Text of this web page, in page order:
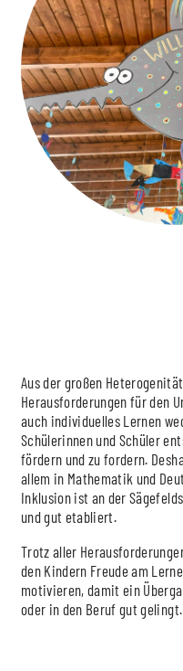
Aus der großen
Herausforderungen für den
auch individuelles Lernen
Schülerinnen und Schüler
fördern und zu fordern.
allem in Mathematik und
Inklusion ist an der
und gut etabliert.
Trotz aller
den Kindern Freude am
motivieren, damit ein
oder in den Beruf gut gelingt.